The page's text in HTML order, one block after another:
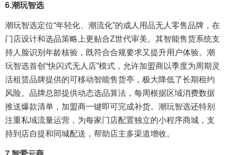
6.潮玩智选
潮玩智选定位“年轻化、潮流化”的成人用品无人零售品牌，在
门店设计和选品策略上更贴合Z世代审美。其智能售货系统支
持人脸识别年龄核验，既符合合规要求又提升用户体验。潮
玩智选首创“快闪式无人店”模式，允许加盟商以季度为周期灵
活租赁品牌提供的可移动智能售货亭，极大降低了长期租约
风险。品牌总部提供动态选品算法，每周根据区域消费数据
推送爆款清单，加盟商一键即可完成补货。潮玩智选还特别
注重私域流量运营，为每家门店配置独立的小程序商城，支
持到店自提和同城配送，帮助店主多渠道增收。